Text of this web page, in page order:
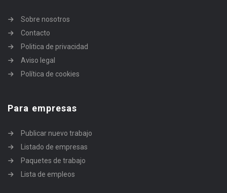
Sobre nosotros
Contacto
Politica de privacidad
Aviso legal
Política de cookies
Para empresas
Publicar nuevo trabajo
Listado de empresas
Paquetes de trabajo
Lista de empleos